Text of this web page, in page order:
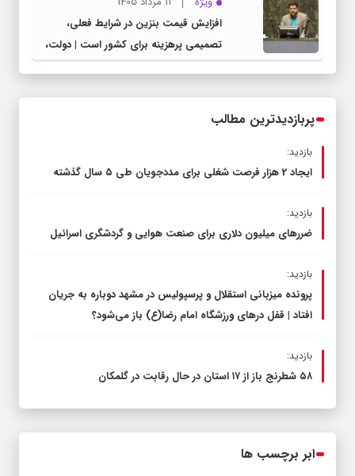
افزایش قیمت بنزین در شرایط فعلی،
تصمیمی پرهزینه برای کشور است | دولت،
قاچاق سوخت و عوامل اصلی ناترازی را
پربازدیدترین مطالب
بازدید:
ایجاد 2 هزار فرصت شغلی برای مددجویان طی ۵ سال گذشته
بازدید:
ضررهای میلیون دلاری برای صنعت هوایی و گردشگری اسرائیل
بازدید:
پرونده میزبانی استقلال و پرسپولیس در مشهد دوباره به جریان
افتاد | قفل در‌های ورزشگاه امام رضا(ع) باز می‌شود؟
بازدید:
۵۸ شطرنج‌ باز از ۱۷ استان در حال رقابت در گلمکان
ابر برچسب ها